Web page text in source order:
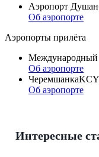
Аэропорт
Об аэропорте
Аэропорты прилёта
Международный
Об аэропорте
ЧеремшанкаKCY
Об аэропорте
Интересные